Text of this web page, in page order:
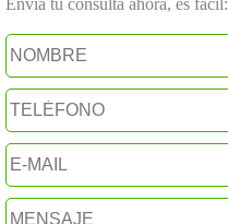
Envía tu consulta ahora, es fácil: